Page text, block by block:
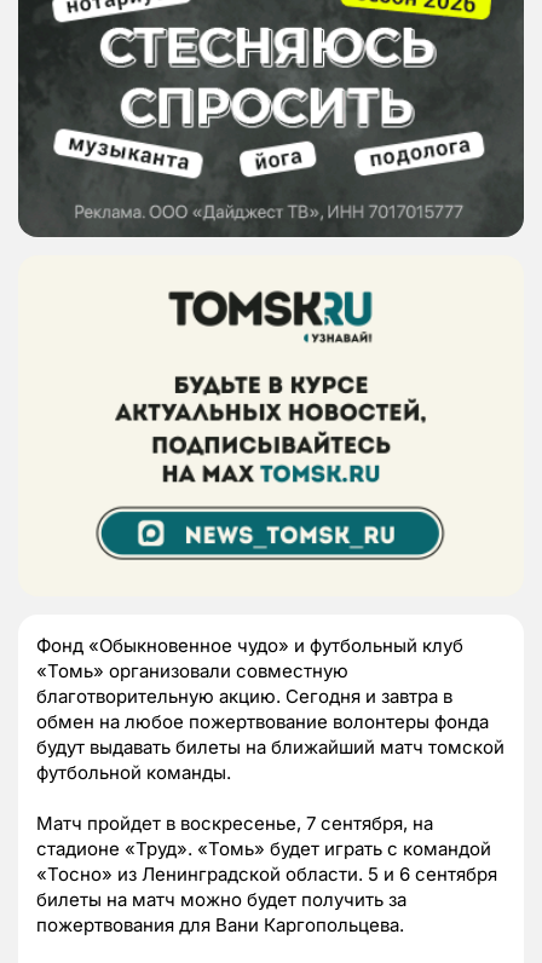
Фонд «Обыкновенное чудо» и футбольный клуб
«Томь» организовали совместную
благотворительную акцию. Сегодня и завтра в
обмен на любое пожертвование волонтеры фонда
будут выдавать билеты на ближайший матч томской
футбольной команды.
Матч пройдет в воскресенье, 7 сентября, на
стадионе «Труд». «Томь» будет играть с командой
«Тосно» из Ленинградской области. 5 и 6 сентября
билеты на матч можно будет получить за
пожертвования для Вани Каргопольцева.